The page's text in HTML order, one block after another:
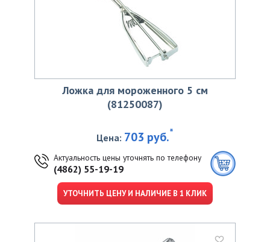
Ложка для мороженного 5 см
(81250087)
Цена: 703 руб.*
Актуальность цены уточнять по телефону
(4862) 55-19-19
УТОЧНИТЬ ЦЕНУ И НАЛИЧИЕ В 1 КЛИК